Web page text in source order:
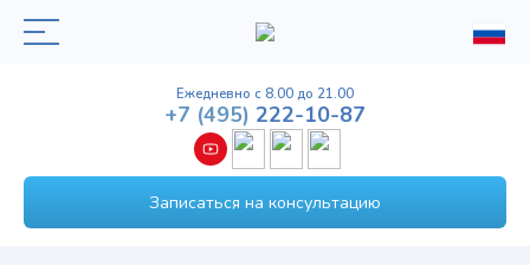
Ежедневно с 8.00 до 21.00
Записаться на консультацию
+7 (495) 222-10-87